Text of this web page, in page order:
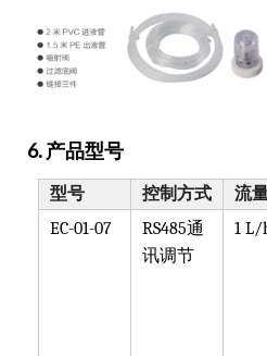
6. 产品型号
型号 控制方式 流
EC-01-07
RS485通
讯调节
1 L/